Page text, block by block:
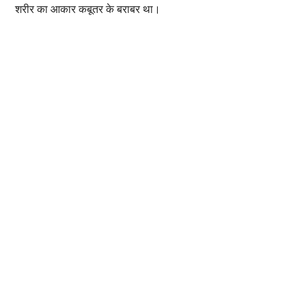
शरीर का आकार कबूतर के बराबर था।